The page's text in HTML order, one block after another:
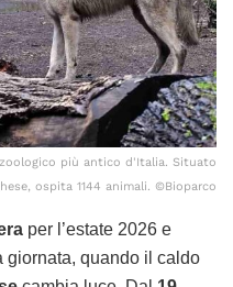
più antico d'Italia. Situato
ospita 1144 animali. ©Bioparco
per l’estate 2026 e
giornata, quando il caldo